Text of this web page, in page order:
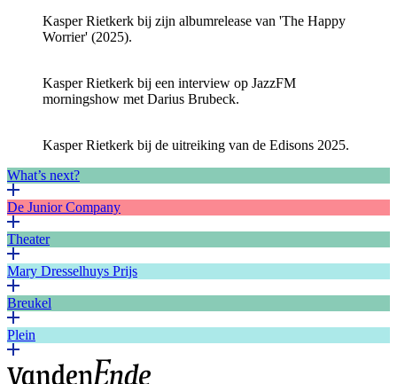
Kasper Rietkerk bij zijn albumrelease van 'The Happy
Worrier' (2025).
Kasper Rietkerk bij een interview op JazzFM
morningshow met Darius Brubeck.
Kasper Rietkerk bij de uitreiking van de Edisons 2025.
What’s next?
De Junior Company
Theater
Mary Dresselhuys Prijs
Breukel
Plein